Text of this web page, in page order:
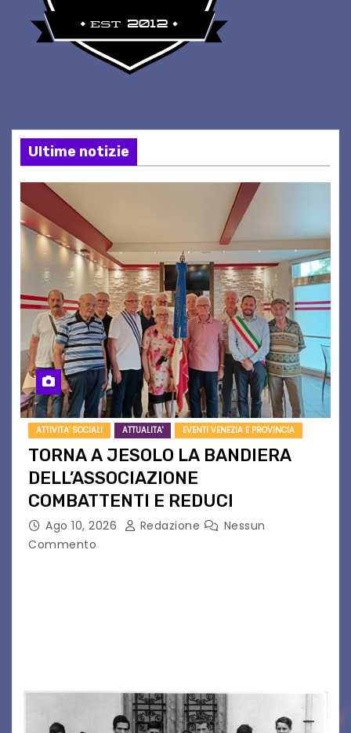
Ultime notizie
ATTIVITA' SOCIALI ATTUALITA' EVENTI VENEZIA E PROVINCIA
TORNA A JESOLO LA BANDIERA
DELL’ASSOCIAZIONE
COMBATTENTI E REDUCI
Ago 10, 2026 Redazione
Nessun
Commento